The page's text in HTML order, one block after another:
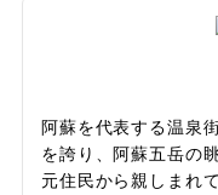
旅館26か所の露天風
入浴可能。また、6
300個を川に吊るし
ど、自然の中で季節
ています。
阿蘇を代表する温泉
を誇り、阿蘇五岳の
元住民から親しまれ